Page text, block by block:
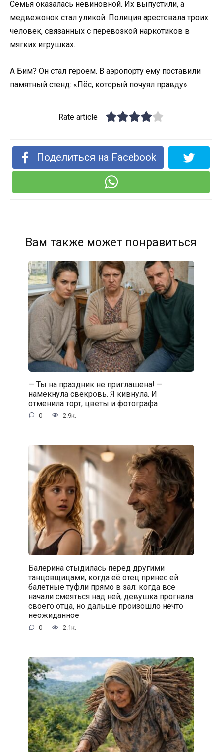
Семья оказалась невиновной. Их выпустили, а
медвежонок стал уликой. Полиция арестовала троих
человек, связанных с перевозкой наркотиков в
мягких игрушках.
А Бим? Он стал героем. В аэропорту ему поставили
памятный стенд: «Пёс, который почуял правду».
Rate article
Поделиться на Facebook
Вам также может понравиться
— Ты на праздник не приглашена! —
намекнула свекровь. Я кивнула. И
отменила торт, цветы и фотографа
0 2.9к.
Балерина стыдилась перед другими
танцовщицами, когда её отец принес ей
балетные туфли прямо в зал: когда все
начали смеяться над ней, девушка прогнала
своего отца, но дальше произошло нечто
неожиданное
0 2.1к.